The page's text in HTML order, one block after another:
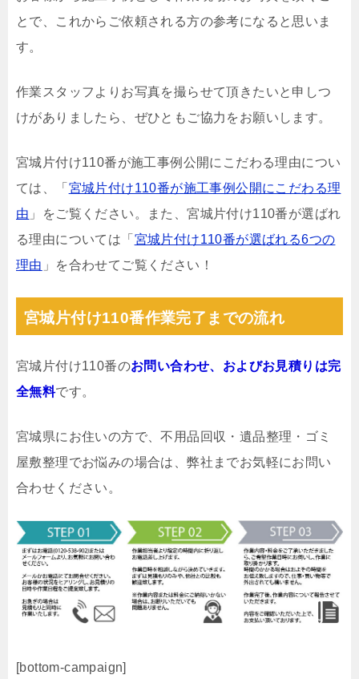
とで、これからご依頼される方の参考になると思いま
す。
作業スタッフよりお写真を撮らせて頂きたいと申しつ
けがありましたら、ぜひともご協力をお願いします。
宮城片付け110番が施工事例公開にこだわる理由につい
ては、「 宮城片付け110番が施工事例公開にこだわる理
由 」をご覧ください。また、宮城片付け110番が選ばれ
る理由については「 宮城片付け110番が選ばれる6つの
理由 」を合わせてご覧ください！
宮城片付け110番作業完了までの流れ
宮城片付け110番のお問い合わせ、およびお見積りは完
全無料です。
宮城県にお住いの方で、不用品回収・遺品整理・ゴミ
屋敷整理でお悩みの場合は、弊社までお気軽にお問い
合わせください。
[bottom-campaign]